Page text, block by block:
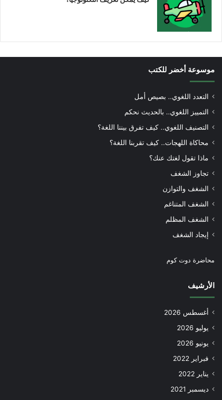
موسوعة أخضر للكتب
التعدد اللغوي.. بصيص أمل
التمييز اللغوي.. بالحديث نحكم
التصنيف اللغوي.. كيف تفرق بيننا اللغة؟
محاكاة اللهجات.. كيف تقربنا اللغة؟
ماذا تقول لغتك عنك؟
تجاوز الشغف
الشغف والتوازن
الشغف المتناغم
الشغف المظلم
إيجاد الشغف
محاضرة دوت كوم
الأرشيف
أغسطس 2026
يوليو 2026
يونيو 2026
فبراير 2022
يناير 2022
ديسمبر 2021